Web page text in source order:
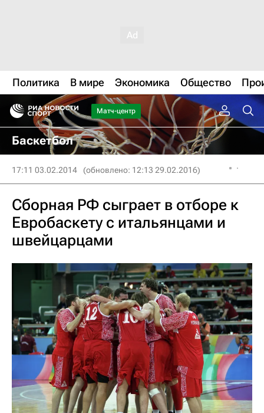
Политика В мире Экономика Общество
Матч-центр
Баскетбол
17:11 03.02.2014 (обновлено: 12:13 29.02.2016)
Сборная РФ сыграет в отборе к
Евробаскету с итальянцами и
швейцарцами